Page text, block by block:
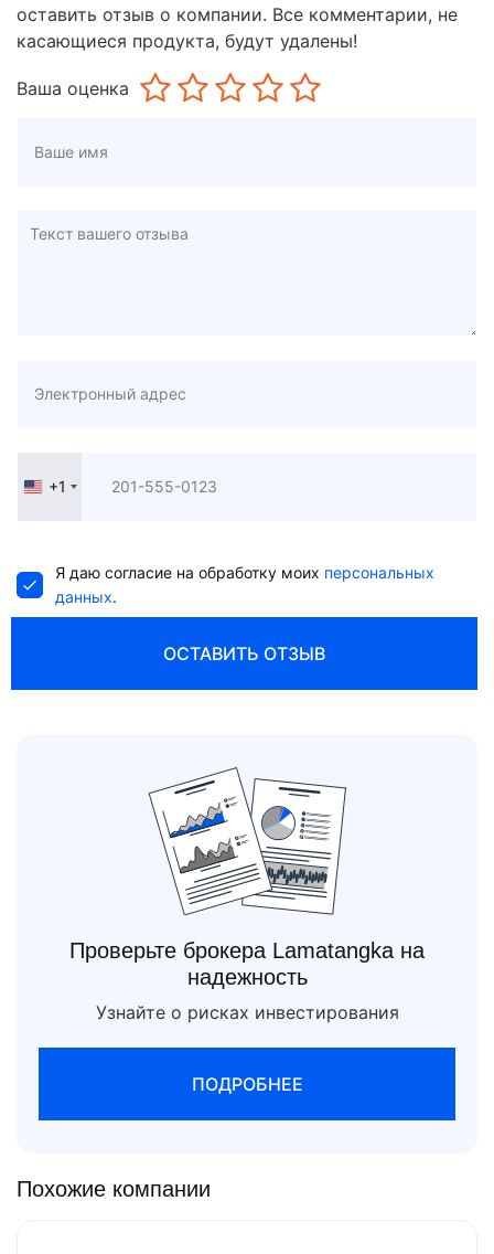
оставить отзыв о компании. Все комментарии, не
касающиеся продукта, будут удалены!
Ваша оценка
United
+1
Я даю согласие на обработку моих персональных
данных.
ОСТАВИТЬ ОТЗЫВ
Проверьте брокера Lamatangka на
надежность
Узнайте о рисках инвестирования
ПОДРОБНЕЕ
Похожие компании